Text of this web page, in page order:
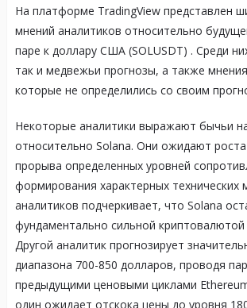
На платформе TradingView представлен
мнений аналитиков относительно
паре к доллару США (SOLUSDT) . Среди
так и медвежьи прогнозы, а также
которые не определились со своим
Некоторые аналитики выражают бычьи
относительно Solana. Они ожидают
прорыва определенных уровней
формирования характерных технических
аналитиков подчеркивает, что Solana
фундаментально сильной криптовалютой
Другой аналитик прогнозирует
диапазона 700-850 долларов, проводя
предыдущими ценовыми циклами
один ожидает отскока цены до уровня